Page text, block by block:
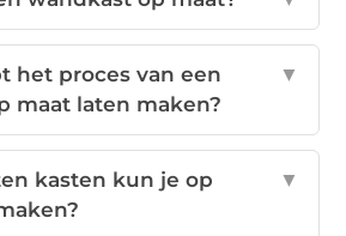
het proces van een
maat laten maken?
▼
kasten kun je op
▼